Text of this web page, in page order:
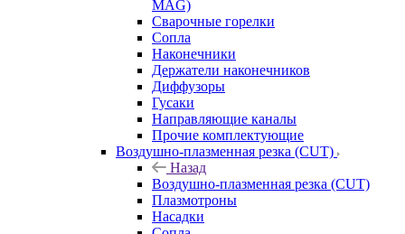
MAG)
Сварочные горелки
Сопла
Наконечники
Держатели наконечников
Диффузоры
Гусаки
Направляющие каналы
Прочие комплектующие
Воздушно-плазменная резка (CUT)
Назад
Воздушно-плазменная резка (CUT)
Плазмотроны
Насадки